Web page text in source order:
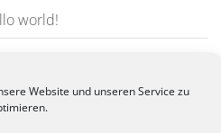
Website und unseren Service zu
world!
ARCHIV
2015